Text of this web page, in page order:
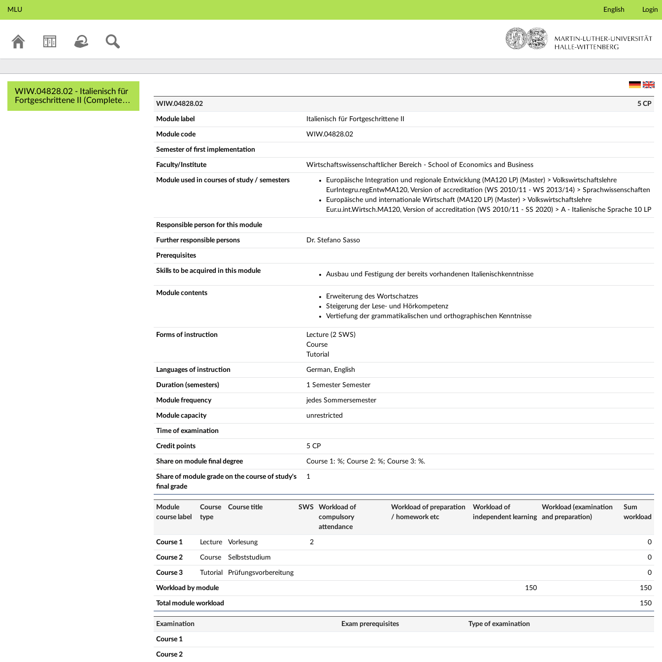
Main navigation
MLU English Login
WIW.04828.02 - Italienisch für
Fortgeschrittene II (Complete
module description)
WIW.04828.02 5 CP
Module label Italienisch für Fortgeschrittene II
Module code WIW.04828.02
Semester of first implementation
Faculty/Institute Wirtschaftswissenschaftlicher Bereich - School of Economics and Business
Module used in courses of study / semesters
Europäische Integration und regionale Entwicklung (MA120 LP) (Master) > Volkswirtschaftslehre
EurIntegru.regEntwMA120, Version of accreditation (WS 2010/11 - WS 2013/14) > Sprachwissenschaften
Europäische und internationale Wirtschaft (MA120 LP) (Master) > Volkswirtschaftslehre
Eur.u.int.Wirtsch.MA120, Version of accreditation (WS 2010/11 - SS 2020) > A - Italienische Sprache 10 LP
Responsible person for this module
Further responsible persons Dr. Stefano Sasso
Prerequisites
Skills to be acquired in this module Ausbau und Festigung der bereits vorhandenen Italienischkenntnisse
Module contents
Erweiterung des Wortschatzes
Steigerung der Lese- und Hörkompetenz
Vertiefung der grammatikalischen und orthographischen Kenntnisse
Forms of instruction
Lecture (2 SWS)
Course
Tutorial
Languages of instruction German, English
Duration (semesters) 1 Semester Semester
Module frequency jedes Sommersemester
Module capacity unrestricted
Time of examination
Credit points 5 CP
Share on module final degree Course 1: %; Course 2: %; Course 3: %.
Share of module grade on the course of study's
final grade
1
Module
course label
Course
type
Course title SWS
Workload of
compulsory
attendance
Workload of preparation
/ homework etc
Workload of
independent learning
Workload (examination
and preparation)
Sum
workload
Course 1 Lecture Vorlesung 2 0
Course 2 Course Selbststudium 0
Course 3 Tutorial Prüfungsvorbereitung 0
Workload by module 150 150
Total module workload 150
Examination Exam prerequisites Type of examination
Course 1
Course 2